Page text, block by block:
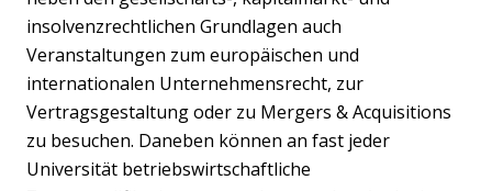
insolvenzrechtlichen Grundlagen auch
Veranstaltungen zum europäischen und
internationalen Unternehmensrecht, zur
Vertragsgestaltung oder zu Mergers & Acquisitions
zu besuchen. Daneben können an fast jeder
Universität betriebswirtschaftliche